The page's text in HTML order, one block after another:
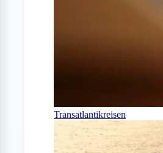
Transatlantikreisen